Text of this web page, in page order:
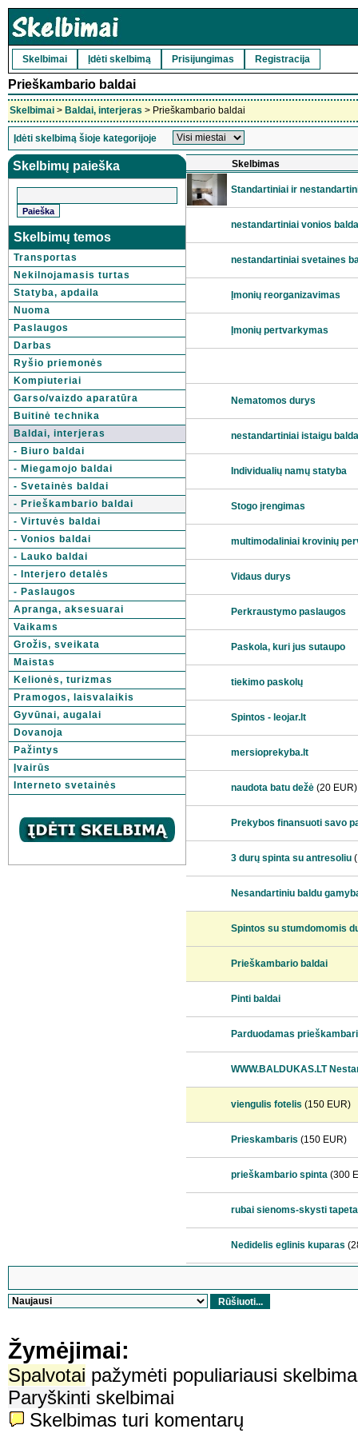
Skelbimai Įdėti skelbimą Prisijungimas Registracija
Prieškambario baldai
Skelbimai > Baldai, interjeras > Prieškambario baldai
Įdėti skelbimą šioje kategorijoje
Skelbimų paieška
Skelbimų temos
Transportas
Nekilnojamasis turtas
Statyba, apdaila
Nuoma
Paslaugos
Darbas
Ryšio priemonės
Kompiuteriai
Garso/vaizdo aparatūra
Buitinė technika
Baldai, interjeras
- Biuro baldai
- Miegamojo baldai
- Svetainės baldai
- Prieškambario baldai
- Virtuvės baldai
- Vonios baldai
- Lauko baldai
- Interjero detalės
- Paslaugos
Apranga, aksesuarai
Vaikams
Grožis, sveikata
Maistas
Kelionės, turizmas
Pramogos, laisvalaikis
Gyvūnai, augalai
Dovanoja
Pažintys
Įvairūs
Interneto svetainės
Skelbimas
Standartiniai ir
nestandartiniai vonios
nestandartiniai svetaines
Įmonių reorganizavimas
Įmonių pertvarkymas
Nematomos durys
nestandartiniai istaigu
Individualių namų statyba
Stogo įrengimas
multimodaliniai krovinių
Vidaus durys
Perkraustymo paslaugos
Paskola, kuri jus sutaupo
tiekimo paskolų
Spintos - leojar.lt
mersioprekyba.lt
naudota batu dežė (20 EUR)
Prekybos finansuoti savo
3 durų spinta su antresoliu
Nesandartiniu baldu
Spintos su stumdomomis
Prieškambario baldai
Pinti baldai
Parduodamas
WWW.BALDUKAS.LT
viengulis fotelis (150 EUR)
Prieskambaris (150 EUR)
prieškambario spinta (300
rubai sienoms-skysti
Nedidelis eglinis kuparas
Žymėjimai:
Spalvotai pažymėti populiariausi
Paryškinti skelbimai
Skelbimas turi komentarų